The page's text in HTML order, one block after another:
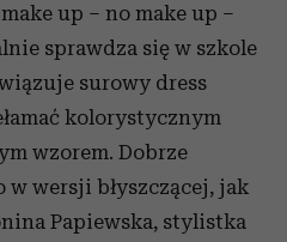
up – no make up –
sprawdza się w szkole
surowy dress
kolorystycznym
wzorem. Dobrze
wersji błyszczącej, jak
Papiewska, stylistka